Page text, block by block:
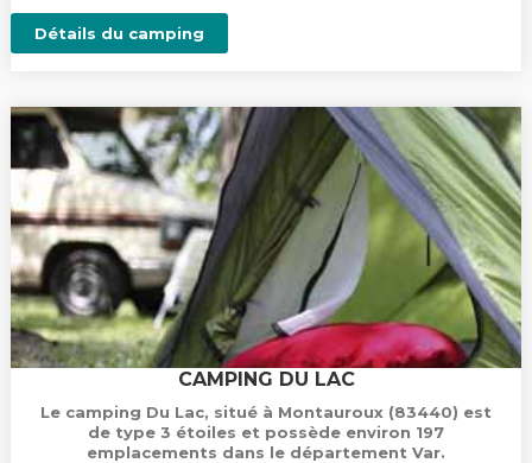
Détails du camping
CAMPING DU LAC
Le camping Du Lac, situé à Montauroux (83440) est
de type 3 étoiles et possède environ 197
emplacements dans le département Var.